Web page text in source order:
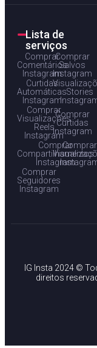
Lista de
serviços
Comprar
Comentários
Instagram
Comprar
Salvos
Instagram
Curtidas
Automáticas
Instagram
Stories
Comprar
Visualizações
Reels
Instagram
Comprar
Curtidas
Instagram
Comprar
Compartilhamentos
Instagram
Comprar
Comprar
Seguidores
Instagram
IG Insta 2024 ©
direitos